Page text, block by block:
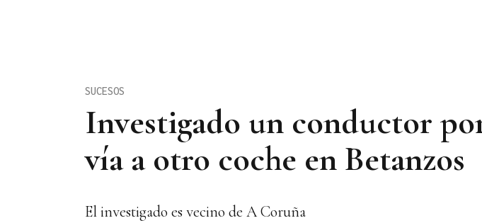
Investigado un conductor
vía a otro coche en Betanzos
SUCESOS
El investigado es vecino de A Coruña